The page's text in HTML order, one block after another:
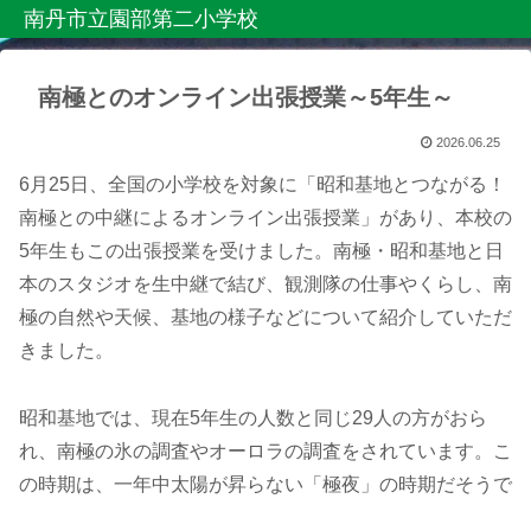
南丹市立園部第二小学校
南極とのオンライン出張授業～5年生～
2026.06.25
6月25日、全国の小学校を対象に「昭和基地とつながる！
南極との中継によるオンライン出張授業」があり、本校の
5年生もこの出張授業を受けました。南極・昭和基地と日
本のスタジオを生中継で結び、観測隊の仕事やくらし、南
極の自然や天候、基地の様子などについて紹介していただ
きました。
昭和基地では、現在5年生の人数と同じ29人の方がおら
れ、南極の氷の調査やオーロラの調査をされています。こ
の時期は、一年中太陽が昇らない「極夜」の時期だそうで